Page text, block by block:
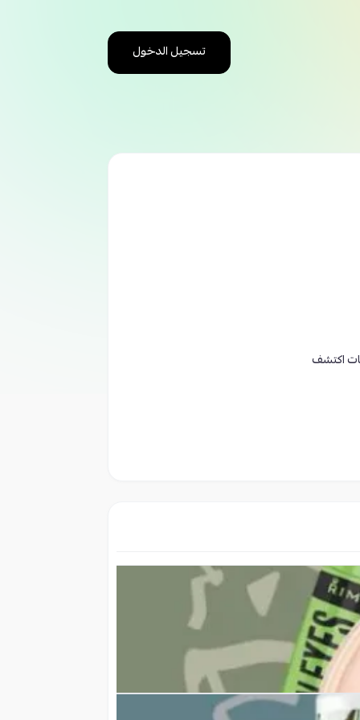
تسجيل الدخول
اكتشف